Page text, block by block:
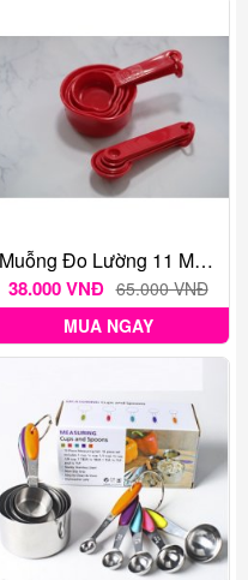
Muỗng Đo Lường 11 Muỗng Tsp/cup
38.000 VNĐ 65.000 VNĐ
MUA NGAY